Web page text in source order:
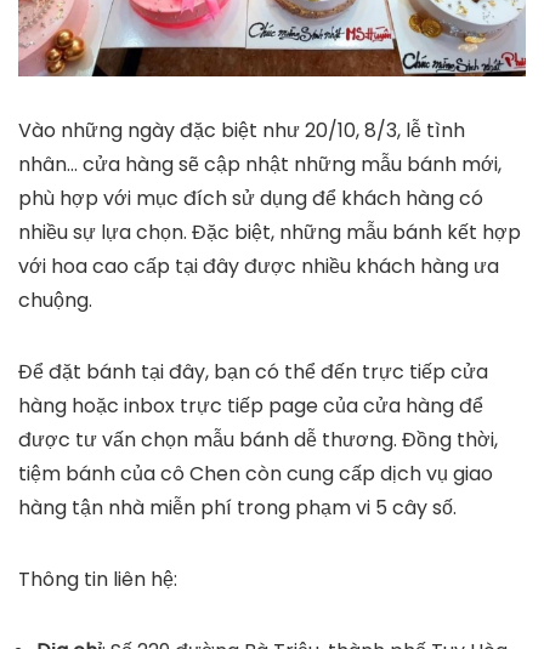
Vào những ngày đặc biệt như 20/10, 8/3, lễ tình
nhân… cửa hàng sẽ cập nhật những mẫu bánh mới,
phù hợp với mục đích sử dụng để khách hàng có
nhiều sự lựa chọn. Đặc biệt, những mẫu bánh kết hợp
với hoa cao cấp tại đây được nhiều khách hàng ưa
chuộng.
Để đặt bánh tại đây, bạn có thể đến trực tiếp cửa
hàng hoặc inbox trực tiếp page của cửa hàng để
được tư vấn chọn mẫu bánh dễ thương. Đồng thời,
tiệm bánh của cô Chen còn cung cấp dịch vụ giao
hàng tận nhà miễn phí trong phạm vi 5 cây số.
Thông tin liên hệ: